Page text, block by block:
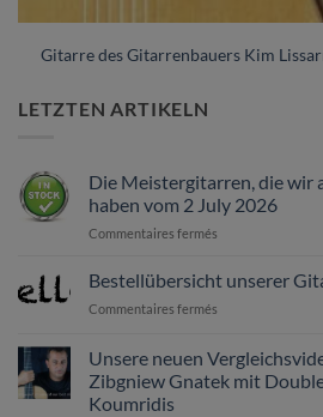
Gitarre des Gitarrenbauers Kim
LETZTEN ARTIKELN
Die Meistergitarren, die wir
haben vom 2 July 2026
Commentaires fermés
Meistergitarren,
vorrätig
haben
Bestellübersicht unserer
Commentaires fermés
Gitarren
Unsere neuen
Zibgniew Gnatek mit
Koumridis